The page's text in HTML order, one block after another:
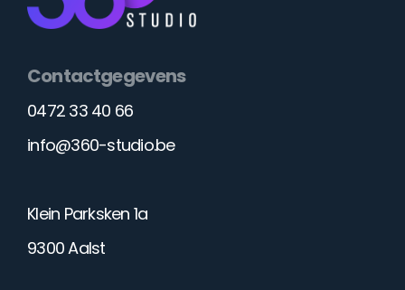
Contactgegevens
0472 33 40 66
info@360-studio.be
Klein Parksken 1a
9300 Aalst